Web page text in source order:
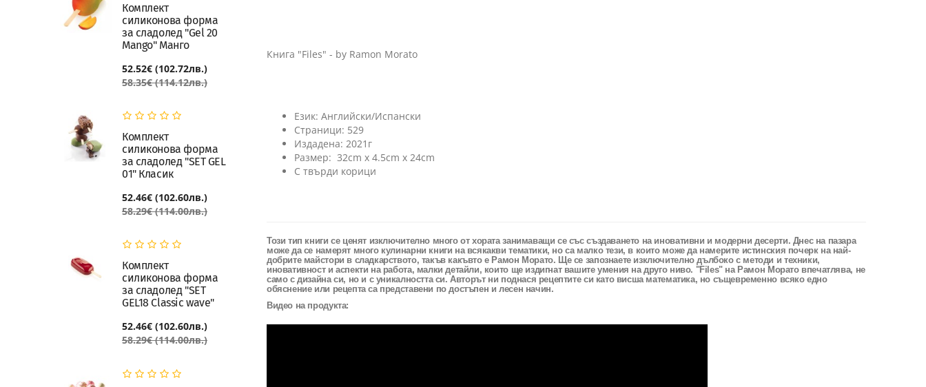
Комплект
силиконова форма
за сладолед "Gel 20
Mango" Манго
52.52€ (102.72лв.)
58.35€ (114.12лв.)
Комплект
силиконова форма
за сладолед "SET GEL
01" Класик
52.46€ (102.60лв.)
58.29€ (114.00лв.)
Комплект
силиконова форма
за сладолед "SET
GEL18 Classic wave"
52.46€ (102.60лв.)
58.29€ (114.00лв.)
Книга "Files" - by Ramon Morato
Език: Английски/Испански
Страници: 529
Издадена: 2021г
Размер: 32cm x 4.5cm x 24cm
С твърди корици
Този тип книги се ценят изключително много от хората занимаващи се със създаването на иновативни и модерни десерти. Днес на пазара
може да се намерят много кулинарни книги на всякакви тематики, но са малко тези, в които може да намерите истинския почерк на най-
добрите майстори в сладкарството, такъв какъвто е Рамон Морато. Ще се запознаете изключително дълбоко с методи и техники,
иновативност и аспекти на работа, малки детайли, които ще издигнат вашите умения на друго ниво. "Files" на Рамон Морато впечатлява, не
само с дизайна си, но и с уникалността си. Авторът ни поднася рецептите си като висша математика, но същевременно всяко едно
обяснение или рецепта са представени по достъпен и лесен начин.
Видео на продукта: